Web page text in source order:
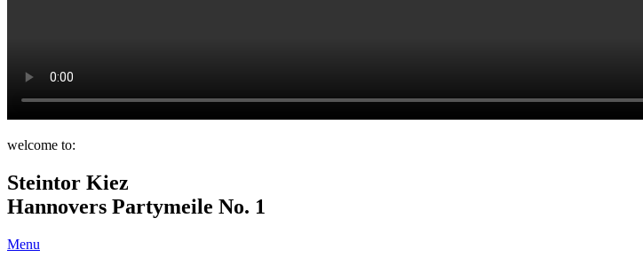
welcome to:
Steintor Kiez
Hannovers Partymeile No. 1
Menu